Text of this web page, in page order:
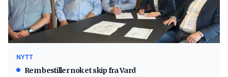
NYTT
Rem bestiller nok et skip fra Vard